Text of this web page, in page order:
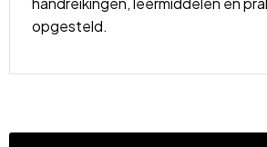
opgesteld.